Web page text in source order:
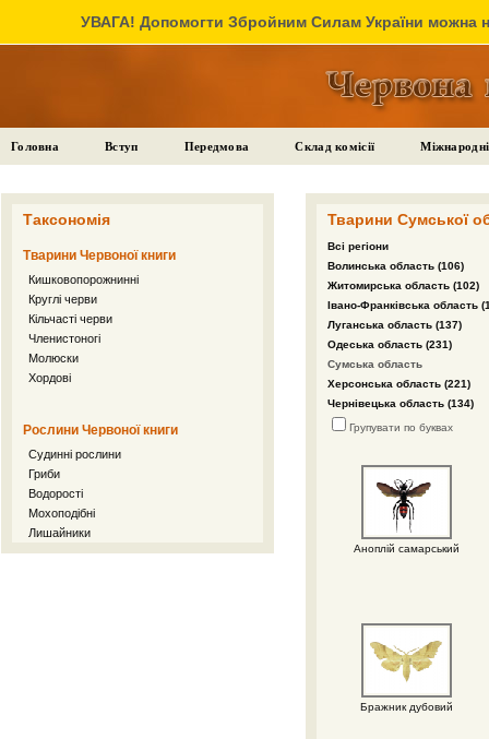
УВАГА! Допомогти Збройним Силам України можна
Головна Вступ Передмова Склад комісії
Таксономія
Тварини Червоної книги
Кишковопорожнинні
Круглі черви
Кільчасті черви
Членистоногі
Молюски
Хордові
Рослини Червоної книги
Судинні рослини
Гриби
Водорості
Мохоподібні
Лишайники
Тварини Сумської
Всі регіони
Волинська область (106)
Житомирська область (102)
Івано-Франківська область
Луганська область (137)
Одеська область (231)
Сумська область
Херсонська область (221)
Чернівецька область (134)
Групувати по буквах
Аноплій самарський
Бражник дубовий